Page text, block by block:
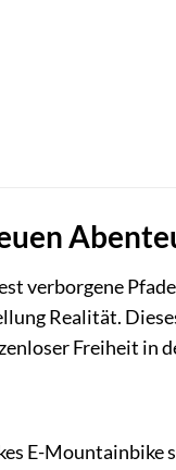
verborgene
Realität.
Freiheit in
E-Mountainbike